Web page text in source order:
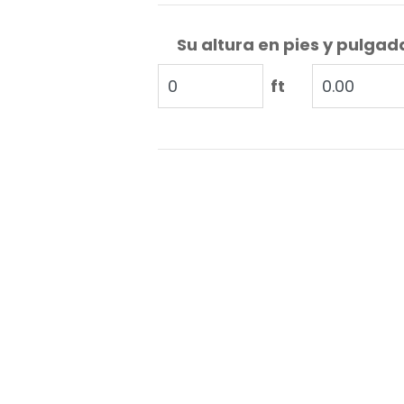
Su altura en pies y
ft